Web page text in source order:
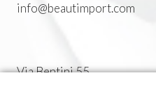
info@beautimport.com
Via Bentini 55